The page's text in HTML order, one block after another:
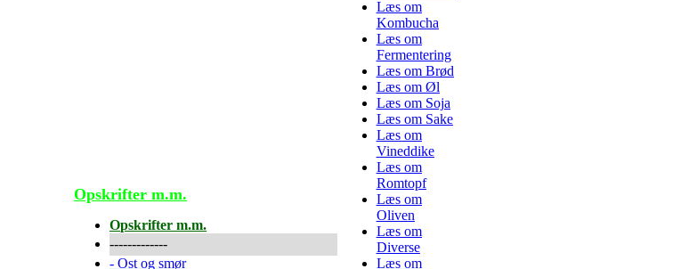
Opskrifter m.m.
Opskrifter m.m.
-------------
-Ost og smør
Læs om
Kombucha
Læs om
Fermentering
Læs om Brød
Læs om Øl
Læs om Soja
Læs om Sake
Læs om
Vineddike
Læs om
Romtopf
Læs om
Oliven
Læs om
Diverse
Læs om